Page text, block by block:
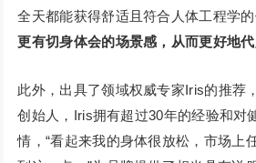
全天都能获得舒适且符合人体工程学
更有切身体会的场景感，从而更好地代
此外，出具了领域权威专家Iris的推荐
创始人，Iris拥有超过30年的经验和对
情，“看起来我的身体很放松，市场上